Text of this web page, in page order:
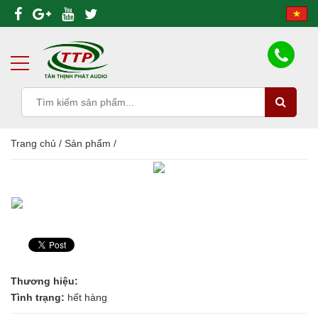
Trang chủ / Sản phẩm /
Thương hiệu:
Tình trạng: hết hàng